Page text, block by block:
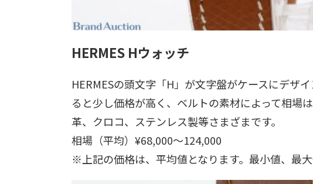
HERMES Hウォッチ
HERMESの頭文字「H」が文字盤がケースにデザ
ると少し価格が高く、ベルトの素材によって相場
革、クロコ、ステンレス製等さまざまです。
相場（平均）¥68,000～124,000
※上記の価格は、平均値となります。最小値、最大